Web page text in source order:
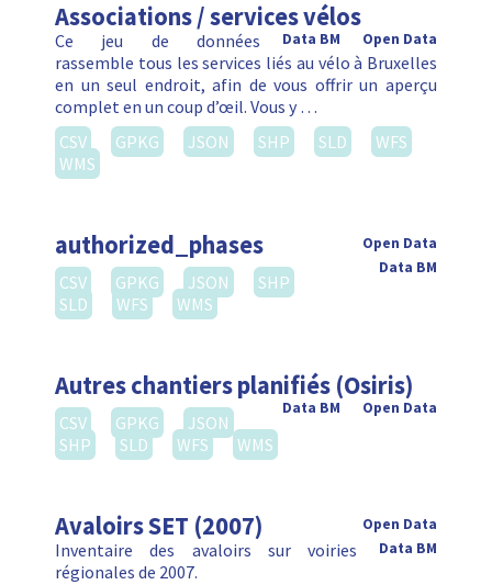
Associations / services vélos
Open Data
Data BM
Ce jeu de données
rassemble tous les services liés au vélo à Bruxelles
en un seul endroit, afin de vous offrir un aperçu
complet en un coup d’œil. Vous y …
CSV
GPKG JSON SHP SLD
WFS
WMS
authorized_phases
Open Data
Data BM
CSV GPKG JSON
SHP
SLD
WFS WMS
Autres chantiers planifiés (Osiris)
Open Data
Data BM
CSV GPKG
JSON
SHP
SLD WFS WMS
Avaloirs SET (2007)
Open Data
Data BM
Inventaire des avaloirs sur voiries
régionales de 2007.